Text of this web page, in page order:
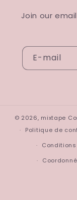
Join our
E-mail
© 2026, mixtape
Politique de